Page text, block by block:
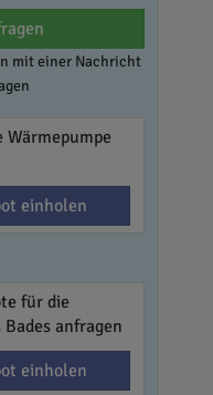
mit einer Nachricht
einholen
für die
anfragen
einholen